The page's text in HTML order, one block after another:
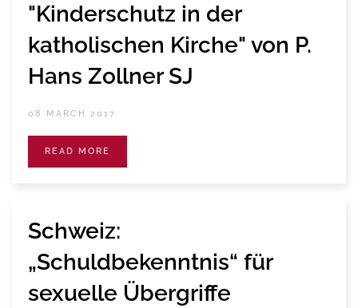
"Kinderschutz in der
katholischen Kirche" von P.
Hans Zollner SJ
08 MARCH 2017
READ MORE
Schweiz:
„Schuldbekenntnis“ für
sexuelle Übergriffe